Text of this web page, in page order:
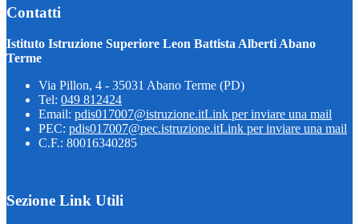
Contatti
Istituto Istruzione Superiore Leon Battista Alberti Abano
Terme
Via Pillon, 4 - 35031 Abano Terme (PD)
Tel: 049 812424
Email: pdis017007@istruzione.itLink per inviare una mail
PEC: pdis017007@pec.istruzione.itLink per inviare una mail
C.F.: 80016340285
Sezione Link Utili